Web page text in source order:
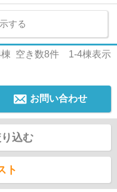
する
棟 空き数8件 1-4棟表示
お問い合わせ
込む
ト